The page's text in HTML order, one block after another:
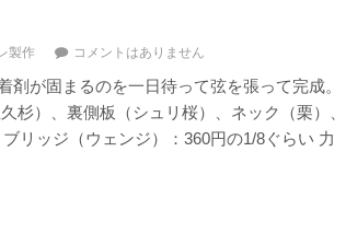
製作 コメントはありません
が固まるのを一日待って弦を張って完成。
杉）、裏側板（シュリ桜）、ネック（栗）、
リッジ（ウェンジ）：360円の1/8ぐらい 力